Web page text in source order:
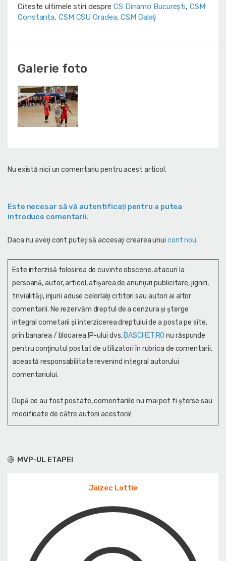
MVP-UL ETAPEI
Jaizec Lottie
Citeste ultimele stiri despre CS Dinamo Bucureşti, CSM
Constanța, CSM CSU Oradea,CSM Galaţi
Galerie foto
Nu există nici un comentariu pentru acest articol.
Este necesar să vă autentificaţi pentru a putea
introduce comentarii.
Daca nu aveţi cont puteţi să accesaţi crearea unui cont nou.
Este interzisă folosirea de cuvinte obscene, atacuri la
persoană, autor, articol, afişarea de anunţuri publicitare, jigniri,
trivialităţi, injurii aduse celorlalţi cititori sau autori ai altor
comentarii. Ne rezervăm dreptul de a cenzura și şterge
integral cometarii și interzicerea dreptului de a posta pe site,
prin banarea / blocarea IP-ului dvs. BASCHET.RO nu răspunde
pentru conţinutul postat de utilizatori în rubrica de comentarii,
această responsabilitate revenind integral autorului
comentariului.
După ce au fost postate, comentariile nu mai pot fi șterse sau
modificate de către autorii acestora!